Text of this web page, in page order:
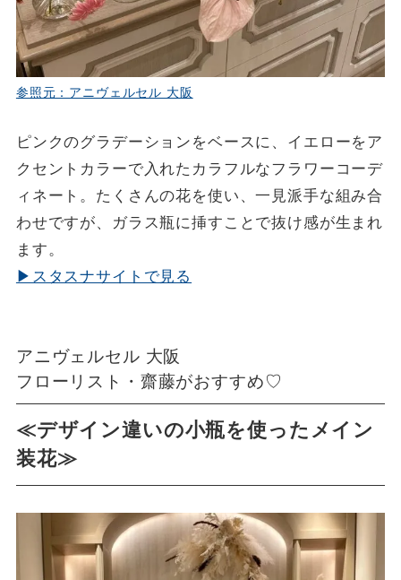
参照元：アニヴェルセル 大阪
ピンクのグラデーションをベースに、イエローをア
クセントカラーで入れたカラフルなフラワーコーデ
ィネート。たくさんの花を使い、一見派手な組み合
わせですが、ガラス瓶に挿すことで抜け感が生まれ
ます。
▶スタスナサイトで見る
アニヴェルセル 大阪
フローリスト・齋藤がおすすめ♡
≪デザイン違いの小瓶を使ったメイン
装花≫